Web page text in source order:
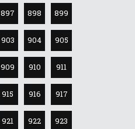
897 898 899
903 904 905
909 910 911
915 916 917
921 922 923